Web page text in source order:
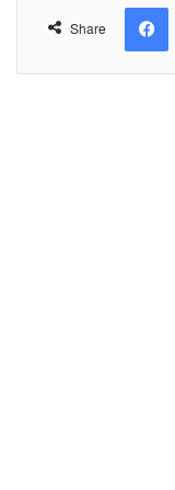
Share